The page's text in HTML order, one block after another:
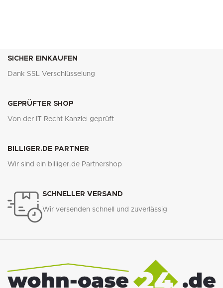
SICHER EINKAUFEN
Dank SSL Verschlüsselung
GEPRÜFTER SHOP
Von der IT Recht Kanzlei geprüft
BILLIGER.DE PARTNER
Wir sind ein billiger.de Partnershop
SCHNELLER VERSAND
Wir versenden schnell und zuverlässig